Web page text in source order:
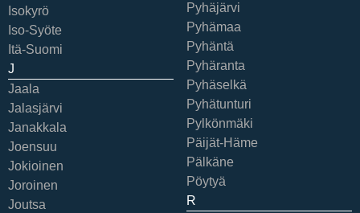
Isokyrö
Iso-Syöte
Itä-Suomi
J
Jaala
Jalasjärvi
Janakkala
Joensuu
Jokioinen
Joroinen
Joutsa
Pyhäjärvi
Pyhämaa
Pyhäntä
Pyhäranta
Pyhäselkä
Pyhätunturi
Pylkönmäki
Päijät-Häme
Pälkäne
Pöytyä
R